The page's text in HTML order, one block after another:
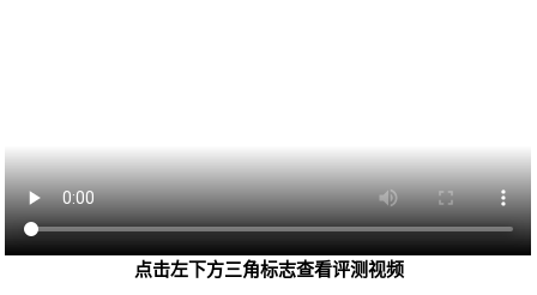
点击左下方三角标志查看评测视频